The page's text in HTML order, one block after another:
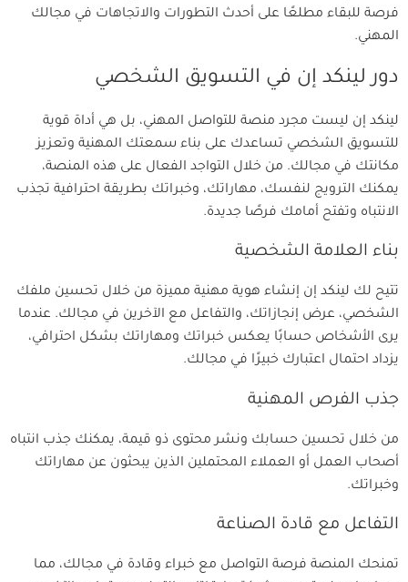
فرصة للبقاء مطلعًا على أحدث التطورات والاتجاهات في مجالك
المهني.
دور لينكد إن في التسويق الشخصي
لينكد إن ليست مجرد منصة للتواصل المهني، بل هي أداة قوية
للتسويق الشخصي تساعدك على بناء سمعتك المهنية وتعزيز
مكانتك في مجالك. من خلال التواجد الفعال على هذه المنصة،
يمكنك الترويج لنفسك، مهاراتك، وخبراتك بطريقة احترافية تجذب
الانتباه وتفتح أمامك فرصًا جديدة.
بناء العلامة الشخصية
تتيح لك لينكد إن إنشاء هوية مهنية مميزة من خلال تحسين ملفك
الشخصي، عرض إنجازاتك، والتفاعل مع الآخرين في مجالك. عندما
يرى الأشخاص حسابًا يعكس خبراتك ومهاراتك بشكل احترافي،
يزداد احتمال اعتبارك خبيرًا في مجالك.
جذب الفرص المهنية
من خلال تحسين حسابك ونشر محتوى ذو قيمة، يمكنك جذب انتباه
أصحاب العمل أو العملاء المحتملين الذين يبحثون عن مهاراتك
وخبراتك.
التفاعل مع قادة الصناعة
تمنحك المنصة فرصة التواصل مع خبراء وقادة في مجالك، مما